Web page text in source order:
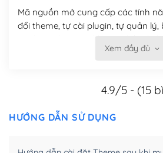
Mã nguồn mở cung cấp các tính
đổi theme, tự cài plugin, tự quản
nó theo ý bạn mà không phải sử
Có thể tùy biến trên website
Xem đầy đủ
4.9/5 - (15
HƯỚNG DẪN SỬ DỤNG